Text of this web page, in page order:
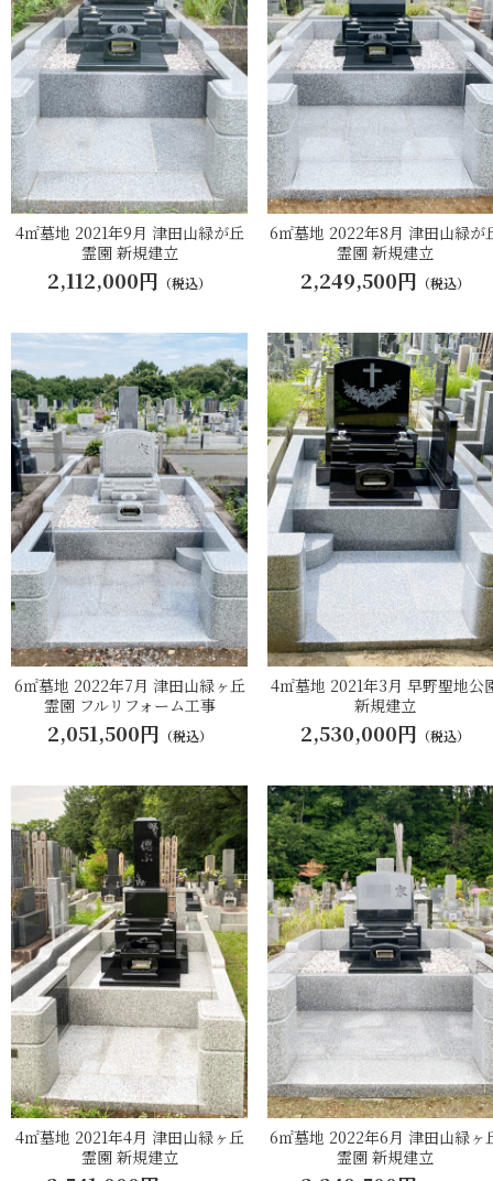
4㎡墓地 2021年9月 津田山緑が丘
霊園 新規建立
2,112,000円 （税込）
6㎡墓地 2022年8月 津田山緑が
霊園 新規建立
2,249,500円 （税込）
6㎡墓地 2022年7月 津田山緑ヶ丘
霊園 フルリフォーム工事
2,051,500円 （税込）
4㎡墓地 2021年3月 早野聖地公
新規建立
2,530,000円 （税込）
4㎡墓地 2021年4月 津田山緑ヶ丘
霊園 新規建立
6㎡墓地 2022年6月 津田山緑ヶ
霊園 新規建立